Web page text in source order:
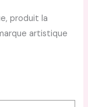
produit la
artistique